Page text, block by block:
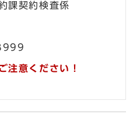
課契約検査係
注意ください！